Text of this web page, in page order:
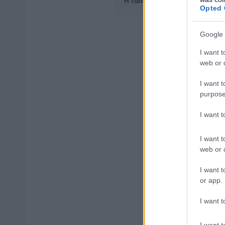
Opted
Google
I want
web or
I want
I want
I want
web or
I want
or app.
I want
Ο DEHP είναι
PVC. Η ουσία
μπορεί να
την
ΑΣΕΠ: